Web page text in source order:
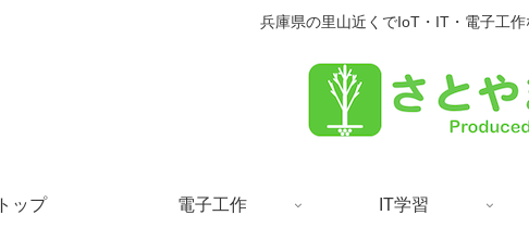
兵庫県の里山近くでIoT・IT・電子工
トップ 電子工作 IT学習